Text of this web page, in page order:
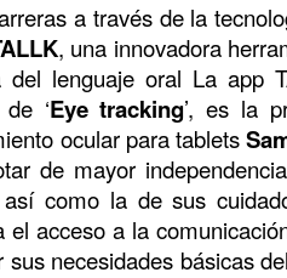
a través de la
, una innovadora
lenguaje oral La app
‘Eye tracking’, es la
ocular para tablets
de mayor
como la de sus
el acceso a la
necesidades básicas